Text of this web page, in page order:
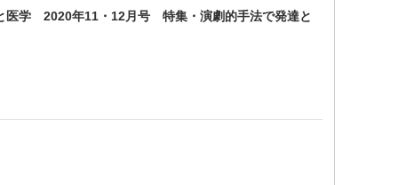
医学 2020年11・12月号 特集・演劇的手法で発達と